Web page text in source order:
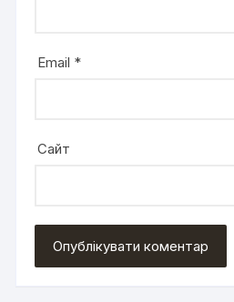
Email *
Сайт